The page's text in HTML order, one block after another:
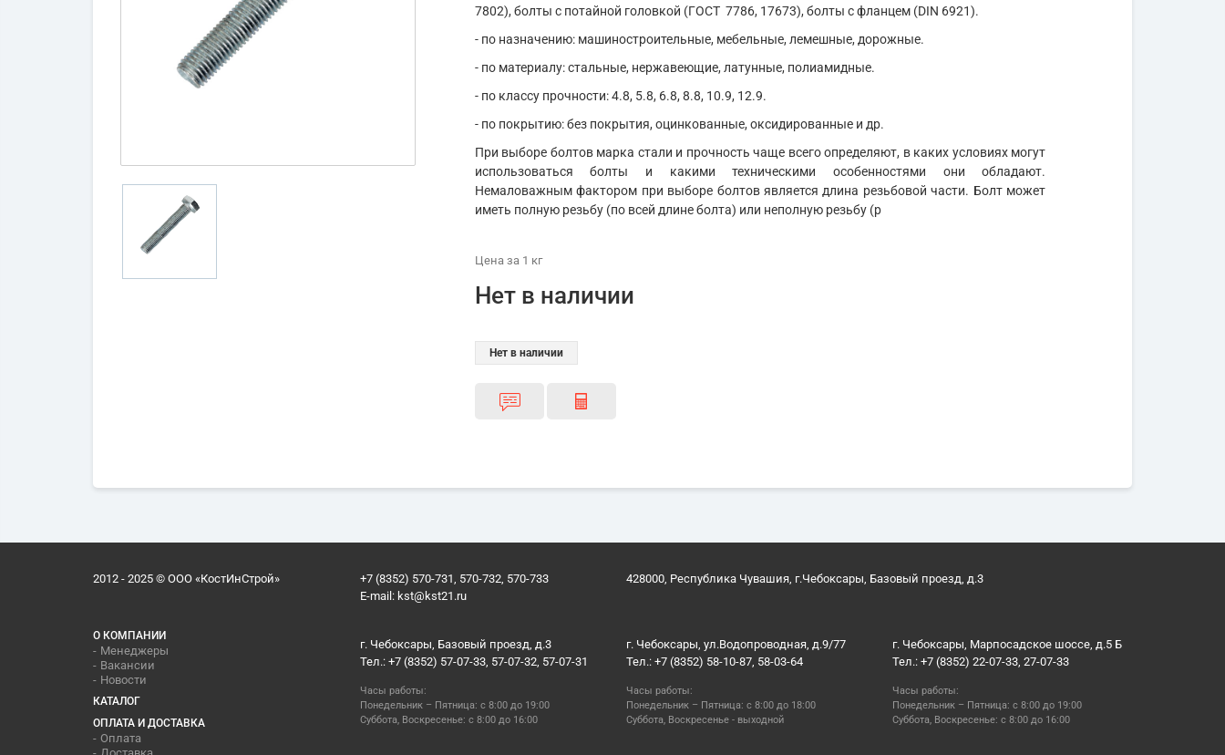
7802), болты с потайной головкой (ГОСТ 7786, 17673), болты с фланцем (DIN 6921).
- по назначению: машиностроительные, мебельные, лемешные, дорожные.
- по материалу: стальные, нержавеющие, латунные, полиамидные.
- по классу прочности: 4.8, 5.8, 6.8, 8.8, 10.9, 12.9.
- по покрытию: без покрытия, оцинкованные, оксидированные и др.
При выборе болтов марка стали и прочность чаще всего определяют, в каких условиях могут
использоваться болты и какими техническими особенностями они обладают.
Немаловажным фактором при выборе болтов является длина резьбовой части. Болт может
иметь полную резьбу (по всей длине болта) или неполную резьбу (р
Цена за 1 кг
Нет в наличии
Нет в наличии
2012 - 2025 © ООО «КостИнСтрой»
+7 (8352) 570-731, 570-732, 570-733
E-mail: kst@kst21.ru
428000, Республика Чувашия, г.Чебоксары, Базовый проезд, д.3
О КОМПАНИИ
Менеджеры
Вакансии
Новости
КАТАЛОГ
ОПЛАТА И ДОСТАВКА
Оплата
г. Чебоксары, Базовый проезд, д.3
Тел.: +7 (8352) 57-07-33, 57-07-32, 57-07-31
Часы работы:
Понедельник – Пятница: с 8:00 до 19:00
Суббота, Воскресенье: с 8:00 до 16:00
г. Чебоксары, ул.Водопроводная, д.9/77
Тел.: +7 (8352) 58-10-87, 58-03-64
Часы работы:
Понедельник – Пятница: с 8:00 до 18:00
Суббота, Воскресенье - выходной
г. Чебоксары, Марпосадское шоссе, д.5 Б
Тел.: +7 (8352) 22-07-33, 27-07-33
Часы работы:
Понедельник – Пятница: с 8:00 до 19:00
Суббота, Воскресенье: с 8:00 до 16:00